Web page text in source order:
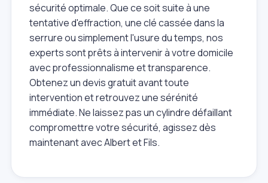
sécurité optimale. Que ce soit suite à une
tentative d'effraction, une clé cassée dans la
serrure ou simplement l'usure du temps, nos
experts sont prêts à intervenir à votre domicile
avec professionnalisme et transparence.
Obtenez un devis gratuit avant toute
intervention et retrouvez une sérénité
immédiate. Ne laissez pas un cylindre défaillant
compromettre votre sécurité, agissez dès
maintenant avec Albert et Fils.